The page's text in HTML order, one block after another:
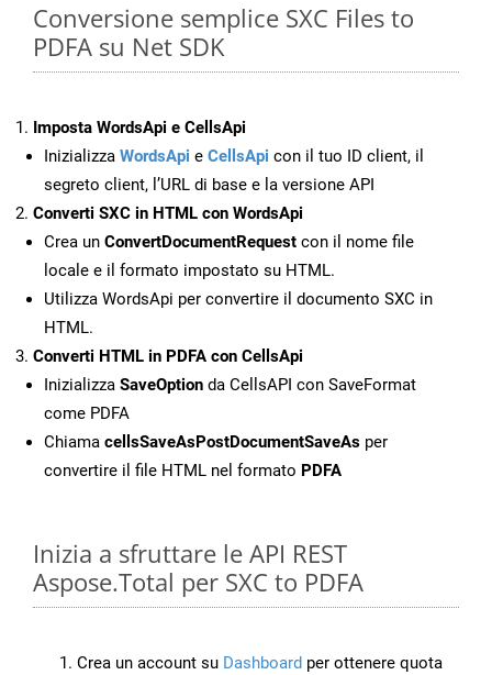
Conversione semplice SXC Files to
PDFA su Net SDK
Imposta WordsApi e CellsApi
Inizializza WordsApi e CellsApi con il tuo ID client, il
segreto client, l’URL di base e la versione API
Converti SXC in HTML con WordsApi
Crea un ConvertDocumentRequest con il nome file
locale e il formato impostato su HTML.
Utilizza WordsApi per convertire il documento SXC in
HTML.
Converti HTML in PDFA con CellsApi
Inizializza SaveOption da CellsAPI con SaveFormat
come PDFA
Chiama cellsSaveAsPostDocumentSaveAs per
convertire il file HTML nel formato PDFA
Inizia a sfruttare le API REST
Aspose.Total per SXC to PDFA
Crea un account su Dashboard per ottenere quota